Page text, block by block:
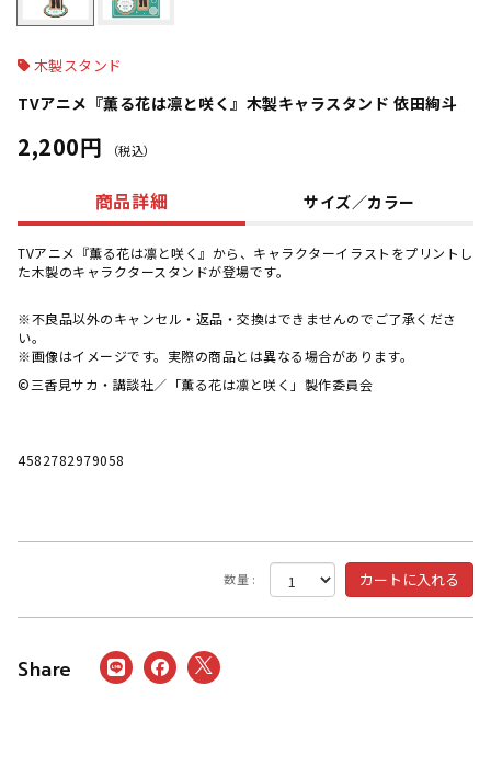
木製スタンド
TVアニメ『薫る花は凛と咲く』木製キャラスタンド 依田絢斗
2,200円 （税込）
商品詳細 サイズ／カラー
TVアニメ『薫る花は凛と咲く』から、キャラクターイラストをプリントし
た木製のキャラクタースタンドが登場です。
※不良品以外のキャンセル・返品・交換はできませんのでご了承くださ
い。
※画像はイメージです。実際の商品とは異なる場合があります。
©三香見サカ・講談社／「薫る花は凛と咲く」製作委員会
4582782979058
数量 :